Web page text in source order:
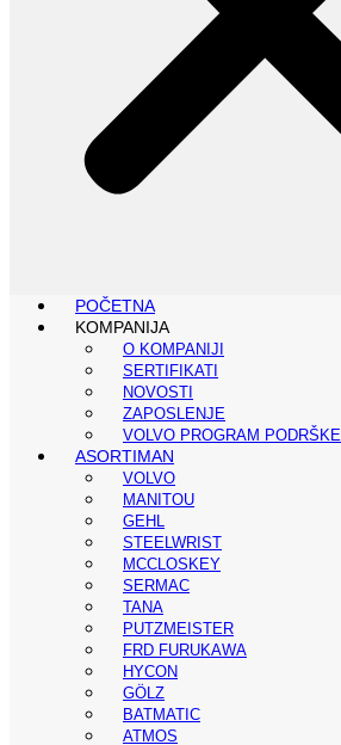
POČETNA
KOMPANIJA
O KOMPANIJI
SERTIFIKATI
NOVOSTI
ZAPOSLENJE
VOLVO PROGRAM PODRŠKE
ASORTIMAN
VOLVO
MANITOU
GEHL
STEELWRIST
MCCLOSKEY
SERMAC
TANA
PUTZMEISTER
FRD FURUKAWA
HYCON
GÖLZ
BATMATIC
ATMOS